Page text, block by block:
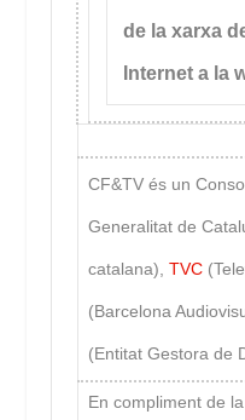
de la xarxa
Internet a la
CF&TV és un
Generalitat de
catalana), TVC
(Barcelona
(Entitat Gestora de
En compliment de